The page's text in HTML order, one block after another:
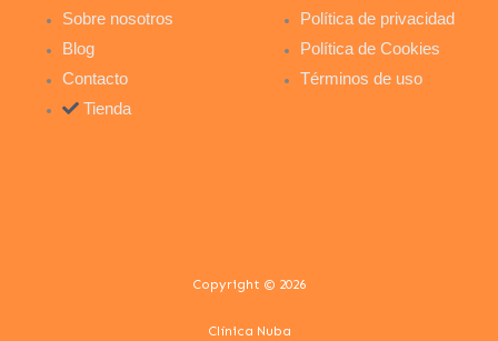
k
-
Sobre nosotros
Blog
Contacto
Tienda
Política de privacidad
Política de Cookies
Términos de uso
Copyright © 2026
Clínica Nuba